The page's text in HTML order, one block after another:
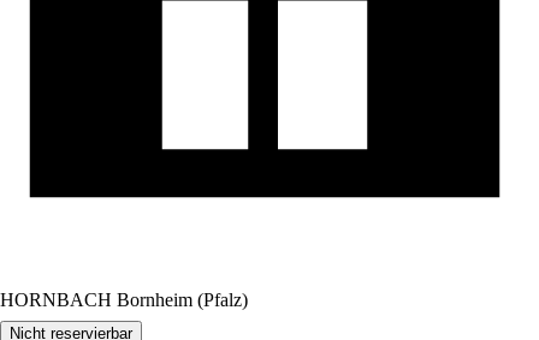
HORNBACH Bornheim (Pfalz)
Nicht reservierbar